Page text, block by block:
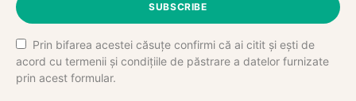
SUBSCRIBE
Prin bifarea acestei căsuțe confirmi că ai citit și ești de
acord cu termenii și condițiile de păstrare a datelor furnizate
prin acest formular.